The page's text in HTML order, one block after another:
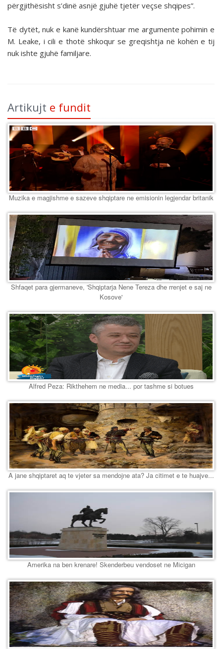
përgjithësisht s’dinë asnjë gjuhë tjetër veçse shqipes”.
Të dytët, nuk e kanë kundërshtuar me argumente pohimin e
M. Leake, i cili e thotë shkoqur se greqishtja në kohën e tij
nuk ishte gjuhë familjare.
Artikujt e fundit
Muzika e magjishme e sazeve shqiptare ne emisionin legjendar britanik
Shfaqet para gjermaneve, 'Shqiptarja Nene Tereza dhe rrenjet e saj ne
Kosove'
Alfred Peza: Rikthehem ne media... por tashme si botues
A jane shqiptaret aq te vjeter sa mendojne ata? Ja citimet e te huajve...
Amerika na ben krenare! Skenderbeu vendoset ne Micigan